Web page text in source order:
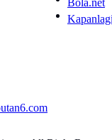
Bola.net
Kapanlagi